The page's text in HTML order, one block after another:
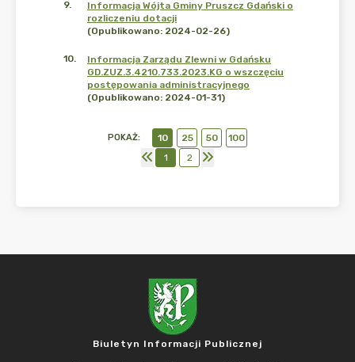
9.
Informacja Wójta Gminy Pruszcz Gdański o
rozliczeniu dotacji
(Opublikowano: 2024-02-26)
10.
Informacja Zarządu Zlewni w Gdańsku
GD.ZUZ.3.4210.733.2023.KG o wszczęciu
postępowania administracyjnego
(Opublikowano: 2024-01-31)
POKAŻ: 10 25 50
100
1
2
Biuletyn Informacji Publicznej